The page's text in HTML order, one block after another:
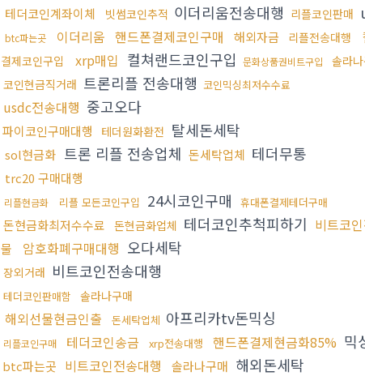
테더코인계좌이체 빗썸코인추적 이더리움전송대행 리플코인판매
btc파는곳 이더리움 핸드폰결제코인구매 해외자금 리플전송대행
결제코인구입
xrp매입 컬쳐랜드코인구입 문화상품권비트구입 솔라
코인현금직거래 트론리플 전송대행 코인믹싱최저수수료
usdc전송대행 중고오다
파이코인구매대행 테더원화환전 탈세돈세탁
sol현금화 트론 리플 전송업체 돈세탁업체 테더무통
trc20 구매대행
리플현금화 리플 모든코인구입 24시코인구매 휴대폰결제테더구매
돈현금화최저수수료 돈현금화업체 테더코인추척피하기 비트코
물
암호화폐구매대행 오다세탁
장외거래 비트코인전송대행
테더코인판매함 솔라나구매
해외선물현금인출 돈세탁업체 아프리카tv돈믹싱
리플코인구매 테더코인송금 xrp전송대행 핸드폰결제현금화85% 믹
btc파는곳 비트코인전송대행 솔라나구매 해외돈세탁